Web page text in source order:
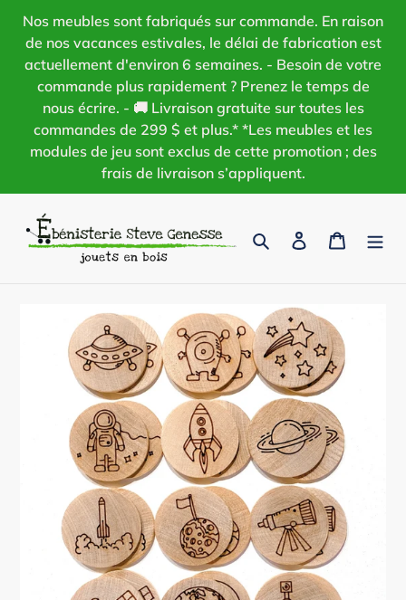
Passer
contenu
Nos meubles sont fabriqués sur commande. En raison
de nos vacances estivales, le délai de fabrication est
actuellement d'environ 6 semaines. - Besoin de votre
commande plus rapidement ? Prenez le temps de
nous écrire. - 🚚 Livraison gratuite sur toutes les
commandes de 299 $ et plus.* *Les meubles et les
modules de jeu sont exclus de cette promotion ; des
frais de livraison s’appliquent.
RechercherSe connecter
Panier